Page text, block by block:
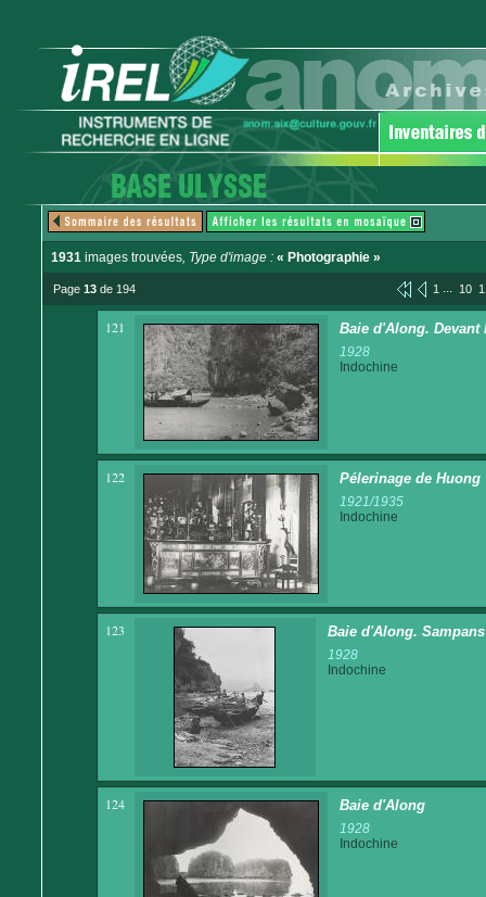
1931 images trouvées, Type d'image : « Photographie »
Page 13 de 194 1 ... 10
121 Baie d'Along. Devant
1928
Indochine
122 Pélerinage de
1921/1935
Indochine
123 Baie d'Along. Sampans
1928
Indochine
124 Baie d'Along
1928
Indochine